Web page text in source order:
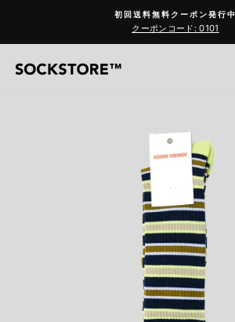
テ
Pause
初回送料無料クーポン発行中
クーポンコード: 0101